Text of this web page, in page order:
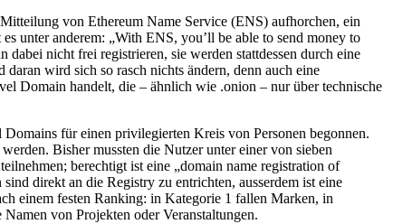
von Ethereum Name Service (ENS) aufhorchen, ein
unter anderem: „With ENS, you’ll be able to send money to
nicht frei registrieren, sie werden stattdessen durch eine
wird sich so rasch nichts ändern, denn auch eine
Domain handelt, die – ähnlich wie .onion – nur über technische
für einen privilegierten Kreis von Personen begonnen.
Bisher mussten die Nutzer unter einer von sieben
berechtigt ist eine „domain name registration of
direkt an die Registry zu entrichten, ausserdem ist eine
einem festen Ranking: in Kategorie 1 fallen Marken, in
von Projekten oder Veranstaltungen.